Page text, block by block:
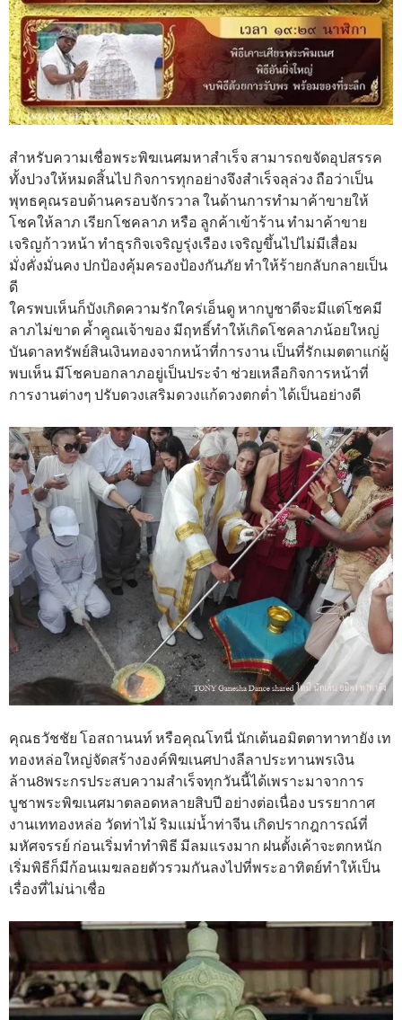
สำหรับความเชื่อพระพิฆเนศมหาสำเร็จ สามารถขจัดอุปสรรค
ทั้งปวงให้หมดสิ้นไป กิจการทุกอย่างจึงสำเร็จลุล่วง ถือว่าเป็น
พุทธคุณรอบด้านครอบจักรวาล ในด้านการทำมาค้าขายให้
โชคให้ลาภ เรียกโชคลาภ หรือ ลูกค้าเข้าร้าน ทำมาค้าขาย
เจริญก้าวหน้า ทำธุรกิจเจริญรุ่งเรือง เจริญขึ้นไปไม่มีเสื่อม
มั่งคั่งมั่นคง ปกป้องคุ้มครองป้องกันภัย ทำให้ร้ายกลับกลายเป็น
ดี
ใครพบเห็นก็บังเกิดความรักใคร่เอ็นดู หากบูชาดีจะมีแต่โชคมี
ลาภไม่ขาด ค้ำคูณเจ้าของ มีฤทธิ์ทำให้เกิดโชคลาภน้อยใหญ่
บันดาลทรัพย์สินเงินทองจากหน้าที่การงาน เป็นที่รักเมตตาแก่ผู้
พบเห็น มีโชคบอกลาภอยู่เป็นประจำ ช่วยเหลือกิจการหน้าที่
การงานต่างๆ ปรับดวงเสริมดวงแก้ดวงตกต่ำ ได้เป็นอย่างดี
คุณธวัชชัย โอสถานนท์ หรือคุณโทนี่ นักเต้นอมิตตาทาทายัง เท
ทองหล่อใหญ่จัดสร้างองค์พิฆเนศปางลีลาประทานพรเงิน
ล้าน8พระกรประสบความสำเร็จทุกวันนี้ได้เพราะมาจาการ
บูชาพระพิฆเนศมาตลอดหลายสิบปี อย่างต่อเนื่อง บรรยากาศ
งานเททองหล่อ วัดท่าไม้ ริมแม่น้ำท่าจีน เกิดปรากฎการณ์ที่
มหัศจรรย์ ก่อนเริ่มทำทำพิธี มีลมแรงมาก ฝนตั้งเค้าจะตกหนัก
เริ่มพิธีก็มีก้อนเมฆลอยตัวรวมกันลงไปที่พระอาทิตย์ทำให้เป็น
เรื่องที่ไม่น่าเชื่อ